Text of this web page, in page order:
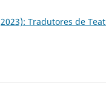
Tradutores de